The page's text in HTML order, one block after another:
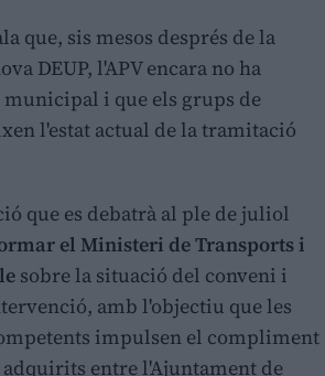
que, sis mesos després de la
DEUP, l'APV encara no ha
i que els grups de
l'estat actual de la tramitació
que es debatrà al ple de juliol
el Ministeri de Transports i
sobre la situació del conveni i
amb l'objectiu que les
impulsen el compliment
entre l'Ajuntament de